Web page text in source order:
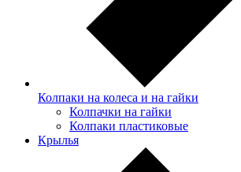
Колпаки на колеса и на гайки
Колпачки на гайки
Колпаки пластиковые
Крылья